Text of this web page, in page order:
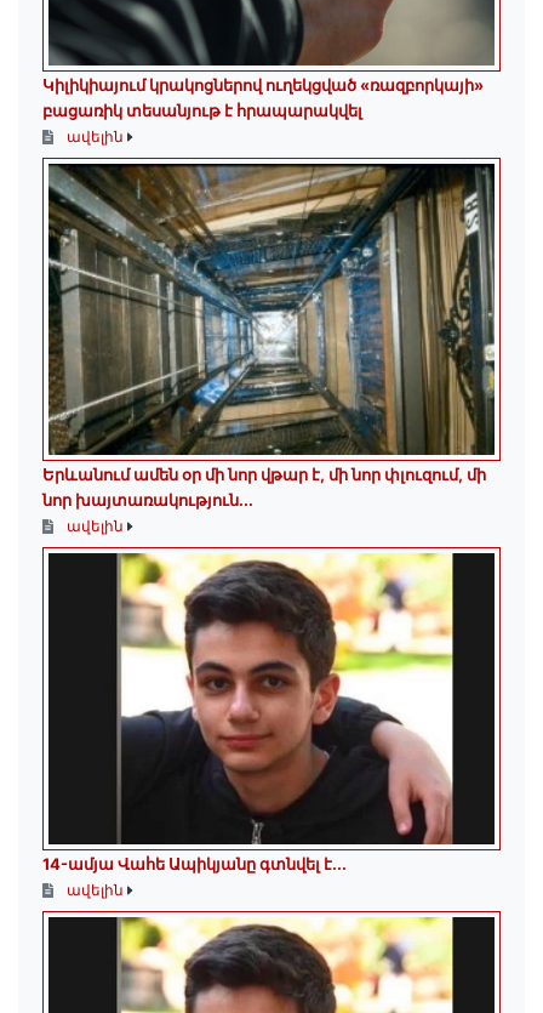
Կիլիկիայում կրակոցներով ուղեկցված «ռազբորկայի»
բացառիկ տեսանյութ է հրապարակվել
ավելին
Երևանում ամեն օր մի նոր վթար է, մի նոր փլուզում, մի
նոր խայտառակություն...
ավելին
14-ամյա Վահե Ապիկյանը գտնվել է...
ավելին